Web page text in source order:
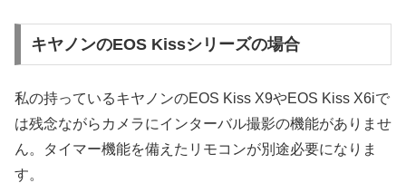
キヤノンのEOS Kissシリーズの場合
私の持っているキヤノンのEOS Kiss X9やEOS Kiss X6iで
は残念ながらカメラにインターバル撮影の機能がありませ
ん。タイマー機能を備えたリモコンが別途必要になりま
す。